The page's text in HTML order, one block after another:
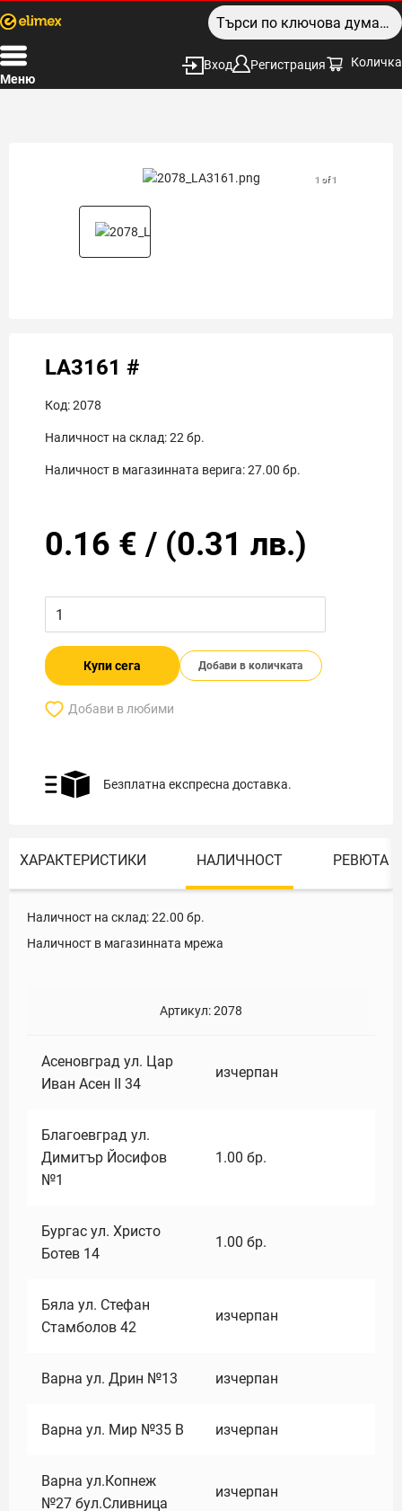
Меню
Вход Регистрация Количка
1 of 1
LA3161 #
Код:2078
Наличност на склад:22 бр.
Наличност в магазинната верига:27.00 бр.
0.16 € / (0.31 лв.)
Купи сега Добави в количката
Добави в любими
Безплатна експресна доставка.
ХАРАКТЕРИСТИКИ НАЛИЧНОСТ РЕВЮТА
Наличност на склад:22.00 бр.
Наличност в магазинната мрежа
Артикул:2078
Асеновград ул. Цар
Иван Асен II 34
изчерпан
Благоевград ул.
Димитър Йосифов
№1
1.00 бр.
Бургас ул. Христо
Ботев 14
1.00 бр.
Бяла ул. Стефан
Стамболов 42
изчерпан
Варна ул. Дрин №13 изчерпан
Варна ул. Мир №35 В изчерпан
Варна ул.Копнеж
№27 бул.Сливница
изчерпан